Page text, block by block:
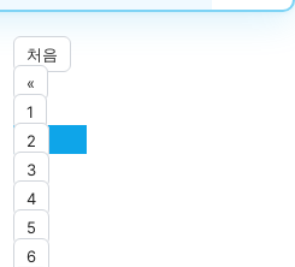
처음
«
1
2
3
4
5
6